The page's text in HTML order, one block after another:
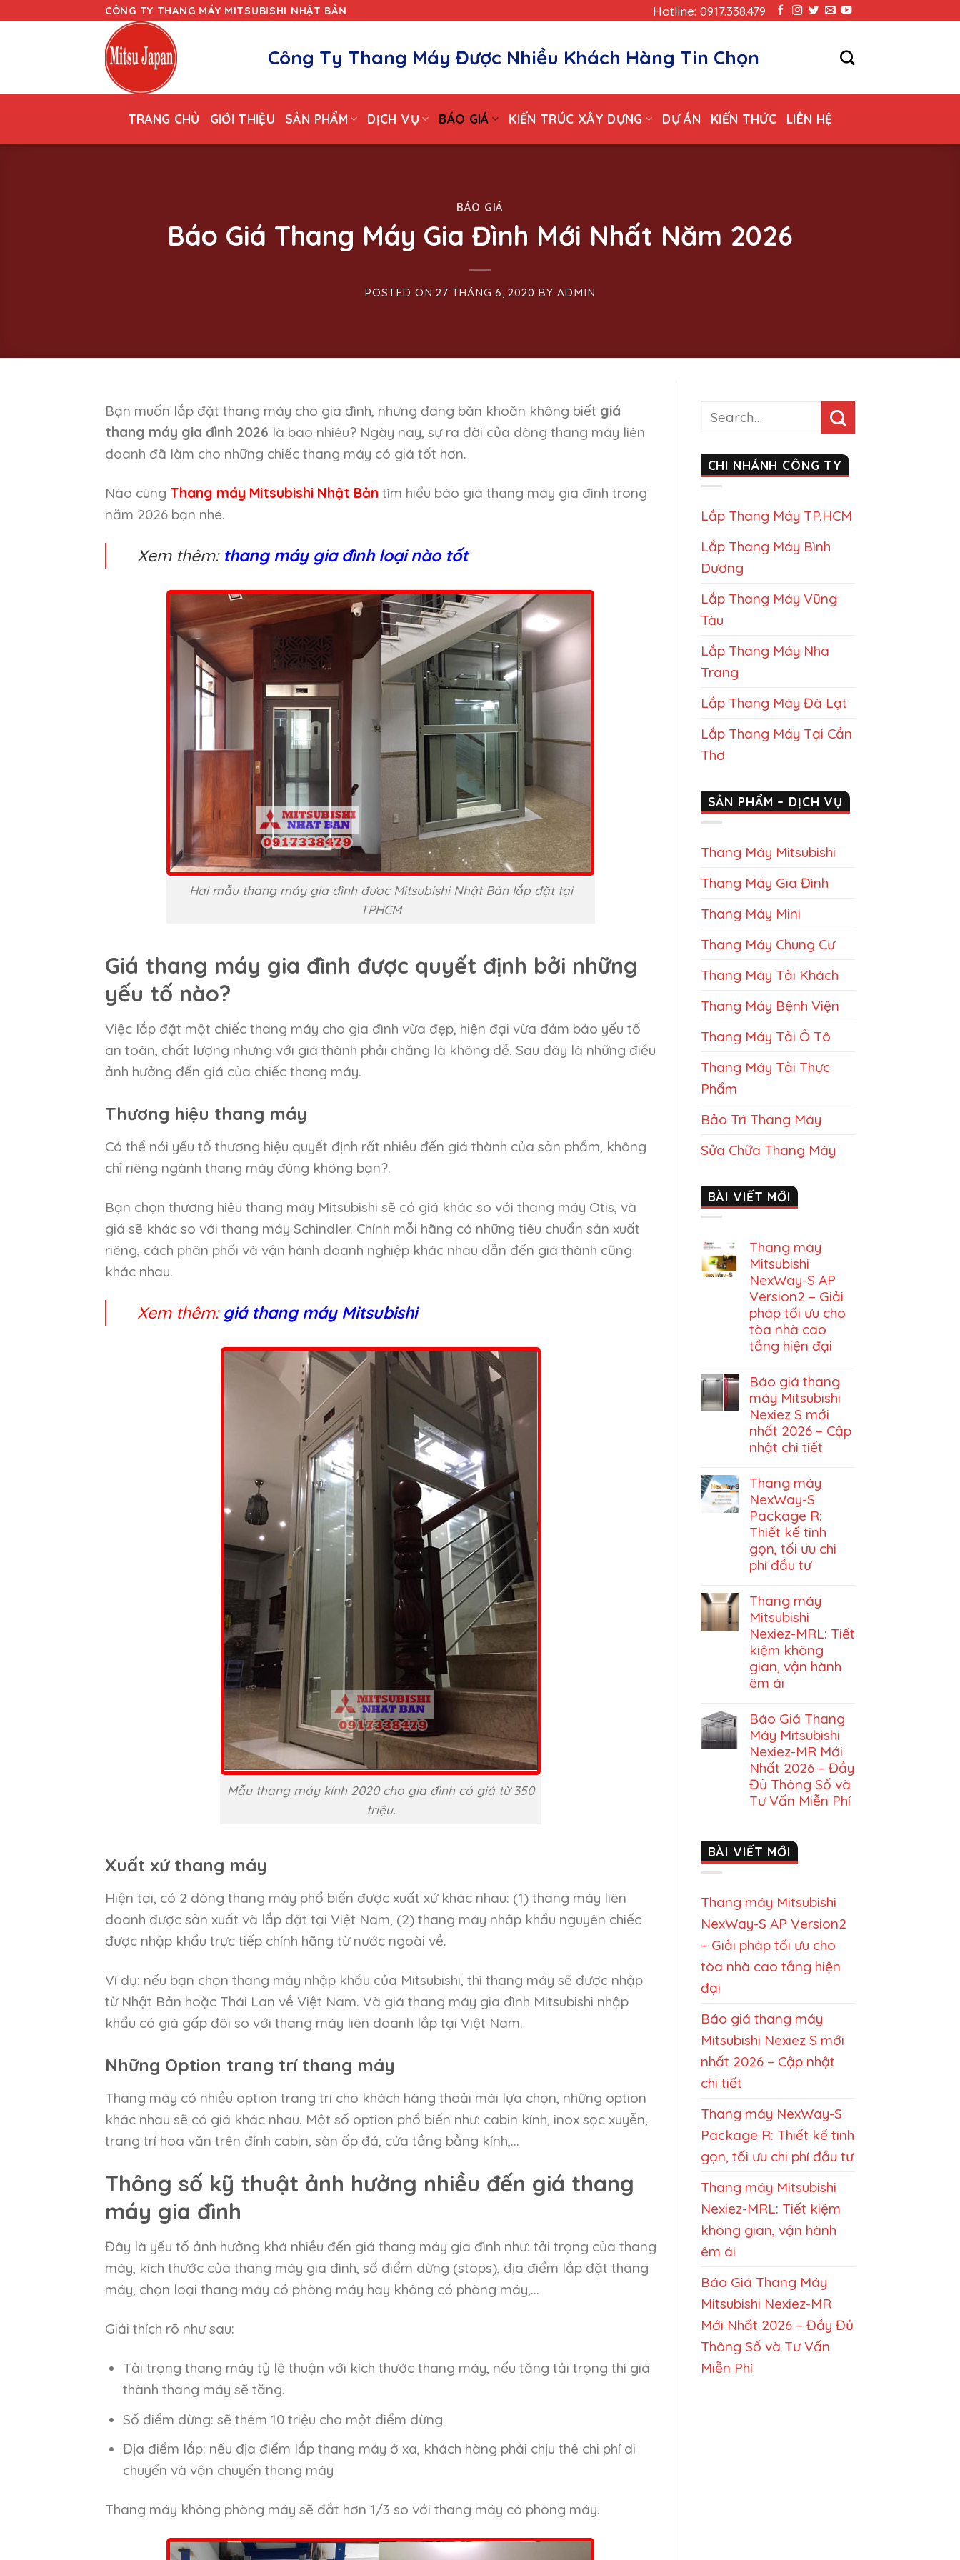
CÔNG TY THANG MÁY MITSUBISHI NHẬT BẢN Hotline: 0917.338.479
Công Ty Thang Máy Được Nhiều Khách Hàng Tin Chọn
TRANG CHỦ GIỚI THIỆU SẢN PHẨM DỊCH VỤ BÁO GIÁ KIẾN TRÚC XÂY DỰNG DỰ ÁN KIẾN THỨC LIÊN HỆ
BÁO GIÁ
Báo Giá Thang Máy Gia Đình Mới Nhất Năm 2026
POSTED ON27 THÁNG 6, 2020 BY ADMIN
Bạn muốn lắp đặt thang máy cho gia đình, nhưng đang băn khoăn không biết giá
thang máy gia đình 2026 là bao nhiêu? Ngày nay, sự ra đời của dòng thang máy liên
doanh đã làm cho những chiếc thang máy có giá tốt hơn.
Nào cùng Thang máy Mitsubishi Nhật Bản tìm hiểu báo giá thang máy gia đình trong
năm 2026 bạn nhé.
Xem thêm: thang máy gia đình loại nào tốt
Hai mẫu thang máy gia đình được Mitsubishi Nhật Bản lắp đặt tại
TPHCM
Giá thang máy gia đình được quyết định bởi những
yếu tố nào?
Việc lắp đặt một chiếc thang máy cho gia đình vừa đẹp, hiện đại vừa đảm bảo yếu tố
an toàn, chất lượng nhưng với giá thành phải chăng là không dễ. Sau đây là những điều
ảnh hưởng đến giá của chiếc thang máy.
Thương hiệu thang máy
Có thể nói yếu tố thương hiệu quyết định rất nhiều đến giá thành của sản phẩm, không
chỉ riêng ngành thang máy đúng không bạn?.
Bạn chọn thương hiệu thang máy Mitsubishi sẽ có giá khác so với thang máy Otis, và
giá sẽ khác so với thang máy Schindler. Chính mỗi hãng có những tiêu chuẩn sản xuất
riêng, cách phân phối và vận hành doanh nghiệp khác nhau dẫn đến giá thành cũng
khác nhau.
Xem thêm: giá thang máy Mitsubishi
Mẫu thang máy kính 2020 cho gia đình có giá từ 350
triệu.
Xuất xứ thang máy
Hiện tại, có 2 dòng thang máy phổ biến được xuất xứ khác nhau: (1) thang máy liên
doanh được sản xuất và lắp đặt tại Việt Nam, (2) thang máy nhập khẩu nguyên chiếc
được nhập khẩu trực tiếp chính hãng từ nước ngoài về.
Ví dụ: nếu bạn chọn thang máy nhập khẩu của Mitsubishi, thì thang máy sẽ được nhập
từ Nhật Bản hoặc Thái Lan về Việt Nam. Và giá thang máy gia đình Mitsubishi nhập
khẩu có giá gấp đôi so với thang máy liên doanh lắp tại Việt Nam.
Những Option trang trí thang máy
Thang máy có nhiều option trang trí cho khách hàng thoải mái lựa chọn, những option
khác nhau sẽ có giá khác nhau. Một số option phổ biến như: cabin kính, inox sọc xuyễn,
trang trí hoa văn trên đỉnh cabin, sàn ốp đá, cửa tầng bằng kính,…
Thông số kỹ thuật ảnh hưởng nhiều đến giá thang
máy gia đình
Đây là yếu tố ảnh hưởng khá nhiều đến giá thang máy gia đình như: tải trọng của thang
máy, kích thước của thang máy gia đình, số điểm dừng (stops), địa điểm lắp đặt thang
máy, chọn loại thang máy có phòng máy hay không có phòng máy,…
Giải thích rõ như sau:
Tải trọng thang máy tỷ lệ thuận với kích thước thang máy, nếu tăng tải trọng thì giá
thành thang máy sẽ tăng.
Số điểm dừng: sẽ thêm 10 triệu cho một điểm dừng
Địa điểm lắp: nếu địa điểm lắp thang máy ở xa, khách hàng phải chịu thê chi phí di
chuyển và vận chuyển thang máy
Thang máy không phòng máy sẽ đắt hơn 1/3 so với thang máy có phòng máy.
CHI NHÁNH CÔNG TY
Lắp Thang Máy TP.HCM
Lắp Thang Máy Bình
Dương
Lắp Thang Máy Vũng
Tàu
Lắp Thang Máy Nha
Trang
Lắp Thang Máy Đà Lạt
Lắp Thang Máy Tại Cần
Thơ
SẢN PHẨM – DỊCH VỤ
Thang Máy Mitsubishi
Thang Máy Gia Đình
Thang Máy Mini
Thang Máy Chung Cư
Thang Máy Tải Khách
Thang Máy Bệnh Viện
Thang Máy Tải Ô Tô
Thang Máy Tải Thực
Phẩm
Bảo Trì Thang Máy
Sửa Chữa Thang Máy
BÀI VIẾT MỚI
Thang máy
Mitsubishi
NexWay-S AP
Version2 – Giải
pháp tối ưu cho
tòa nhà cao
tầng hiện đại
Báo giá thang
máy Mitsubishi
Nexiez S mới
nhất 2026 – Cập
nhật chi tiết
Thang máy
NexWay-S
Package R:
Thiết kế tinh
gọn, tối ưu chi
phí đầu tư
Thang máy
Mitsubishi
Nexiez-MRL: Tiết
kiệm không
gian, vận hành
êm ái
Báo Giá Thang
Máy Mitsubishi
Nexiez-MR Mới
Nhất 2026 – Đầy
Đủ Thông Số và
Tư Vấn Miễn Phí
BÀI VIẾT MỚI
Thang máy Mitsubishi
NexWay-S AP Version2
– Giải pháp tối ưu cho
tòa nhà cao tầng hiện
đại
Báo giá thang máy
Mitsubishi Nexiez S mới
nhất 2026 – Cập nhật
chi tiết
Thang máy NexWay-S
Package R: Thiết kế tinh
gọn, tối ưu chi phí đầu tư
Thang máy Mitsubishi
Nexiez-MRL: Tiết kiệm
không gian, vận hành
êm ái
Báo Giá Thang Máy
Mitsubishi Nexiez-MR
Mới Nhất 2026 – Đầy Đủ
Thông Số và Tư Vấn
Miễn Phí